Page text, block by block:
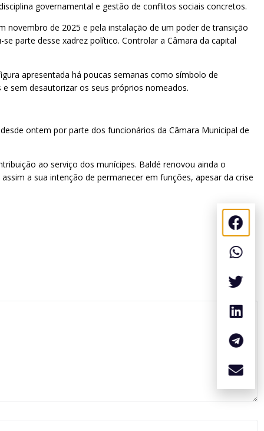
governamental e gestão de conflitos sociais concretos.
de 2025 e pela instalação de um poder de transição
parte desse xadrez político. Controlar a Câmara da capital
apresentada há poucas semanas como símbolo de
sem desautorizar os seus próprios nomeados.
ontem por parte dos funcionários da Câmara Municipal de
ao serviço dos munícipes. Baldé renovou ainda o
a sua intenção de permanecer em funções, apesar da crise